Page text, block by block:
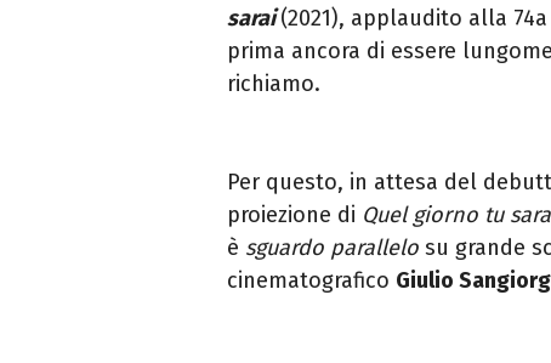
sarai(2021), applaudito alla 74a
prima ancora di essere
richiamo.
Per questo, in attesa del
proiezione di Quel giorno tu
è sguardo parallelo su grande
cinematografico Giulio